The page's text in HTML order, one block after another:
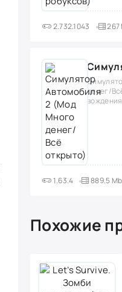
2.732.1043 267
денег/
1.63.4 889.5 Mb
Похожие